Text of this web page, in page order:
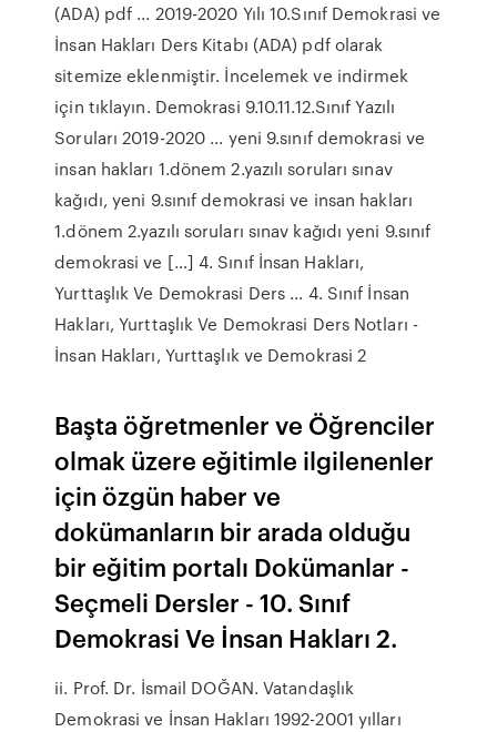
(ADA) pdf ... 2019-2020 Yılı 10.Sınıf Demokrasi ve
İnsan Hakları Ders Kitabı (ADA) pdf olarak
sitemize eklenmiştir. İncelemek ve indirmek
için tıklayın. Demokrasi 9.10.11.12.Sınıf Yazılı
Soruları 2019-2020 ... yeni 9.sınıf demokrasi ve
insan hakları 1.dönem 2.yazılı soruları sınav
kağıdı, yeni 9.sınıf demokrasi ve insan hakları
1.dönem 2.yazılı soruları sınav kağıdı yeni 9.sınıf
demokrasi ve […] 4. Sınıf İnsan Hakları,
Yurttaşlık Ve Demokrasi Ders ... 4. Sınıf İnsan
Hakları, Yurttaşlık Ve Demokrasi Ders Notları -
İnsan Hakları, Yurttaşlık ve Demokrasi 2
Başta öğretmenler ve Öğrenciler
olmak üzere eğitimle ilgilenenler
için özgün haber ve
dokümanların bir arada olduğu
bir eğitim portalı Dokümanlar -
Seçmeli Dersler - 10. Sınıf
Demokrasi Ve İnsan Hakları 2.
ii. Prof. Dr. İsmail DOĞAN. Vatandaşlık
Demokrasi ve İnsan Hakları 1992-2001 yılları